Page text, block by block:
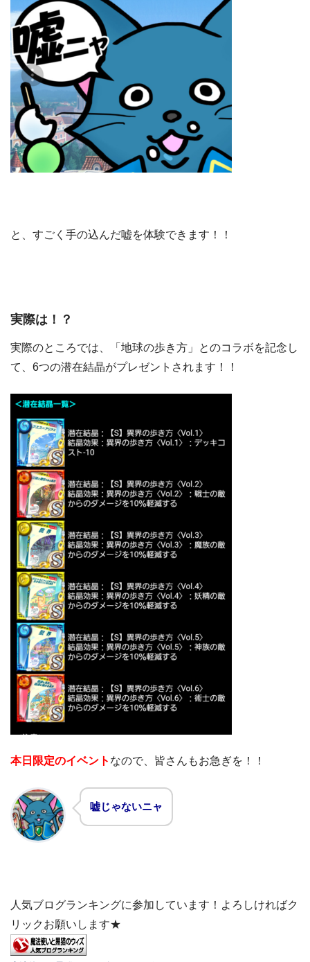
と、すごく手の込んだ嘘を体験できます！！
実際は！？
実際のところでは、「地球の歩き方」とのコラボを記念し
て、6つの潜在結晶がプレゼントされます！！
本日限定のイベント なので、皆さんもお急ぎを！！
嘘じゃないニャ
人気ブログランキングに参加しています！よろしければク
リックお願いします★